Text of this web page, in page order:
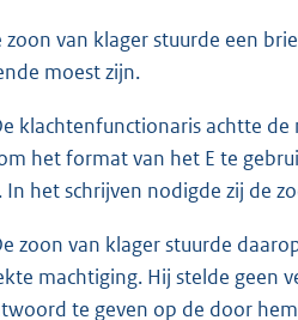
zoon van klager stuurde een
moest zijn.
klachtenfunctionaris achtte
het format van het E te
In het schrijven nodigde zij de
zoon van klager stuurde
machtiging. Hij stelde geen
te geven op de door